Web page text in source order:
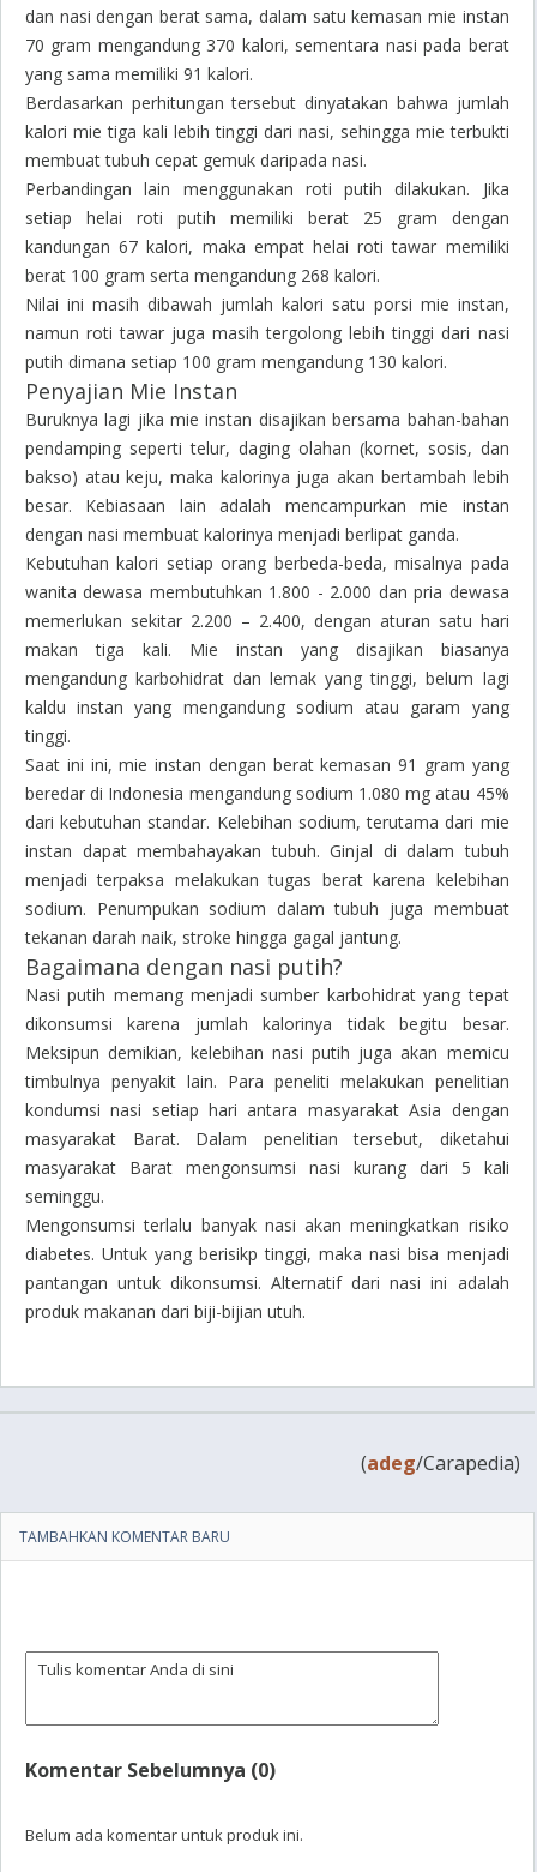
dan nasi dengan berat sama, dalam satu kemasan mie instan
70 gram mengandung 370 kalori, sementara nasi pada berat
yang sama memiliki 91 kalori.
Berdasarkan perhitungan tersebut dinyatakan bahwa jumlah
kalori mie tiga kali lebih tinggi dari nasi, sehingga mie terbukti
membuat tubuh cepat gemuk daripada nasi.
Perbandingan lain menggunakan roti putih dilakukan. Jika
setiap helai roti putih memiliki berat 25 gram dengan
kandungan 67 kalori, maka empat helai roti tawar memiliki
berat 100 gram serta mengandung 268 kalori.
Nilai ini masih dibawah jumlah kalori satu porsi mie instan,
namun roti tawar juga masih tergolong lebih tinggi dari nasi
putih dimana setiap 100 gram mengandung 130 kalori.
Penyajian Mie Instan
Buruknya lagi jika mie instan disajikan bersama bahan-bahan
pendamping seperti telur, daging olahan (kornet, sosis, dan
bakso) atau keju, maka kalorinya juga akan bertambah lebih
besar. Kebiasaan lain adalah mencampurkan mie instan
dengan nasi membuat kalorinya menjadi berlipat ganda.
Kebutuhan kalori setiap orang berbeda-beda, misalnya pada
wanita dewasa membutuhkan 1.800 - 2.000 dan pria dewasa
memerlukan sekitar 2.200 – 2.400, dengan aturan satu hari
makan tiga kali. Mie instan yang disajikan biasanya
mengandung karbohidrat dan lemak yang tinggi, belum lagi
kaldu instan yang mengandung sodium atau garam yang
tinggi.
Saat ini ini, mie instan dengan berat kemasan 91 gram yang
beredar di Indonesia mengandung sodium 1.080 mg atau 45%
dari kebutuhan standar. Kelebihan sodium, terutama dari mie
instan dapat membahayakan tubuh. Ginjal di dalam tubuh
menjadi terpaksa melakukan tugas berat karena kelebihan
sodium. Penumpukan sodium dalam tubuh juga membuat
tekanan darah naik, stroke hingga gagal jantung.
Bagaimana dengan nasi putih?
Nasi putih memang menjadi sumber karbohidrat yang tepat
dikonsumsi karena jumlah kalorinya tidak begitu besar.
Meksipun demikian, kelebihan nasi putih juga akan memicu
timbulnya penyakit lain. Para peneliti melakukan penelitian
kondumsi nasi setiap hari antara masyarakat Asia dengan
masyarakat Barat. Dalam penelitian tersebut, diketahui
masyarakat Barat mengonsumsi nasi kurang dari 5 kali
seminggu.
Mengonsumsi terlalu banyak nasi akan meningkatkan risiko
diabetes. Untuk yang berisikp tinggi, maka nasi bisa menjadi
pantangan untuk dikonsumsi. Alternatif dari nasi ini adalah
produk makanan dari biji-bijian utuh.
(adeg/Carapedia)
TAMBAHKAN KOMENTAR BARU
Komentar Sebelumnya (0)
Belum ada komentar untuk produk ini.